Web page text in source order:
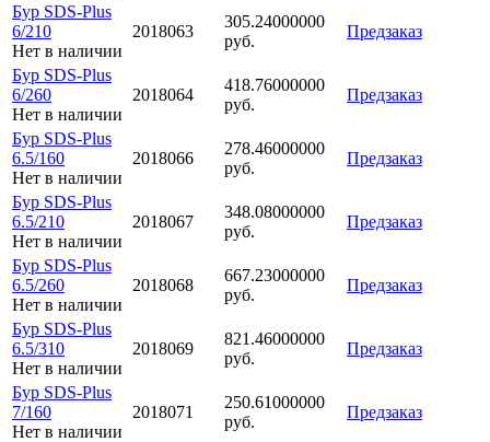
Бур SDS-Plus
6/210
Нет в наличии
2018063
305.24000000
руб.
Предзаказ
Бур SDS-Plus
6/260
Нет в наличии
2018064
418.76000000
руб.
Предзаказ
Бур SDS-Plus
6.5/160
Нет в наличии
2018066
278.46000000
руб.
Предзаказ
Бур SDS-Plus
6.5/210
Нет в наличии
2018067
348.08000000
руб.
Предзаказ
Бур SDS-Plus
6.5/260
Нет в наличии
2018068
667.23000000
руб.
Предзаказ
Бур SDS-Plus
6.5/310
Нет в наличии
2018069
821.46000000
руб.
Предзаказ
Бур SDS-Plus
7/160
Нет в наличии
2018071
250.61000000
руб.
Предзаказ